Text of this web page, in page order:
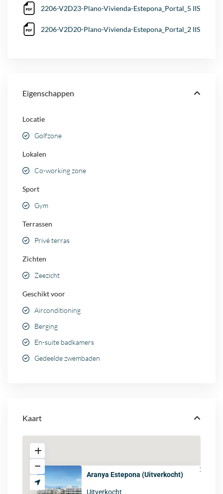
2206-V2D23-Plano-Vivienda-Estepona_Portal_5 IIS
2206-V2D20-Plano-Vivienda-Estepona_Portal_2 IIS
Eigenschappen
Locatie
Golfzone
Lokalen
Co-working zone
Sport
Gym
Terrassen
Privé terras
Zichten
Zeezicht
Geschikt voor
Airconditioning
Berging
En-suite badkamers
Gedeelde zwembaden
Kaart
Aranya Estepona (Uitverkocht)
Uitverkocht